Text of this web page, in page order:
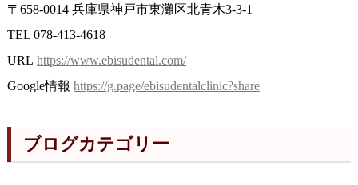
〒658-0014 兵庫県神戸市東灘区北青木3-3-1
TEL 078-413-4618
URL https://www.ebisudental.com/
Google情報 https://g.page/ebisudentalclinic?share
ブログカテゴリー